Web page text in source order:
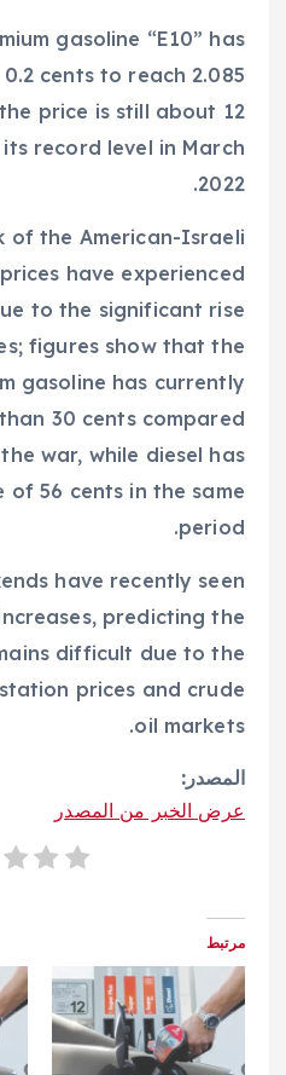
gasoline “E10” has
cents to reach 2.085
price is still about 12
record level in March
2022.
of the American-Israeli
have experienced
to the significant rise
figures show that the
gasoline has currently
30 cents compared
war, while diesel has
of 56 cents in the same
period.
have recently seen
predicting the
difficult due to the
prices and crude
oil markets.
المصدر:
عرض الخبر من المصدر
مرتبط